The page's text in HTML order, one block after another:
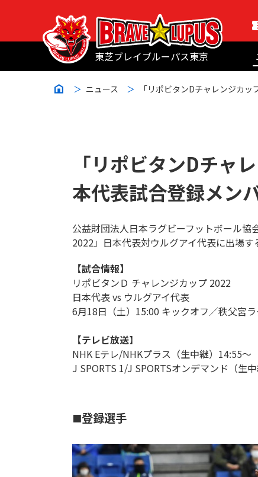
東芝ブレイブルーパス東京
ニュース 「リポビタンDチャレンジカ
「リポビタンDチャ
本代表試合登録メン
公益財団法人日本ラグビーフットボール
2022」日本代表対ウルグアイ代表に出場
【試合情報】
リポビタンＤ チャレンジカップ 2022
日本代表 vs ウルグアイ代表
6月18日（土）15:00 キックオフ／秩父宮
【テレビ放送】
NHK Eテレ/NHKプラス（生中継）14:55～
J SPORTS 1/J SPORTSオンデマンド（生
■登録選手